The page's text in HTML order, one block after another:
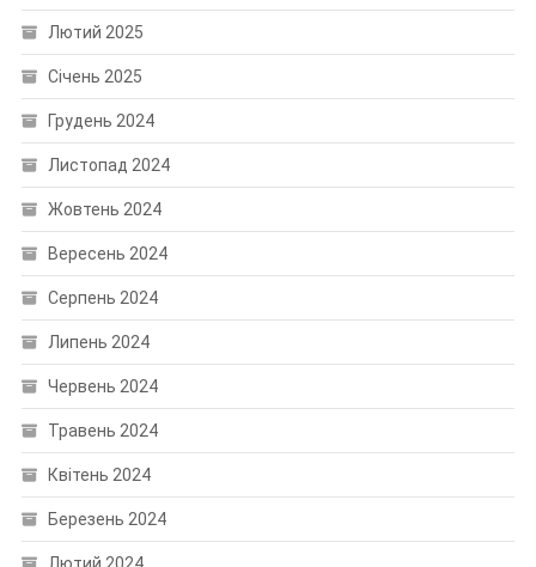
Лютий 2025
Січень 2025
Грудень 2024
Листопад 2024
Жовтень 2024
Вересень 2024
Серпень 2024
Липень 2024
Червень 2024
Травень 2024
Квітень 2024
Березень 2024